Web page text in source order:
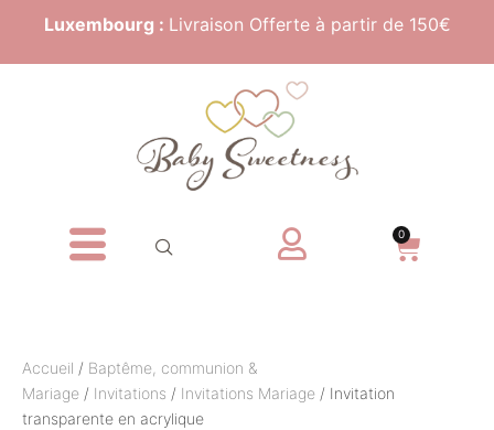
Luxembourg : Livraison Offerte à partir de 150€
0
Accueil / Baptême, communion &
Mariage / Invitations / Invitations Mariage / Invitation
transparente en acrylique